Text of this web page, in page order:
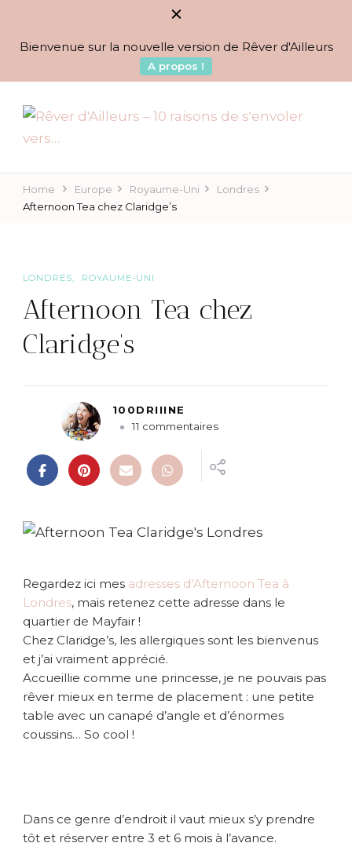
Bienvenue sur la nouvelle version de Rêver d'Ailleurs
A propos !
Rêver d'Ailleurs – 10
BLOG VOYAGES DEPUIS 2010
Home Europe Royaume-Uni
Londres
Afternoon Tea chez Claridge’s
LONDRES ROYAUME-UNI
Afternoon Tea chez
Claridge’s
100DRIIINE
11 commentairess
r
A
r
o
n
e
z
d
g
Regardez ici mes adresses d’Afternoon Tea à
Londres, mais retenez cette adresse dans le
quartier de Mayfair !
Chez Claridge’s, les allergiques sont les bienvenus
et j’ai vraiment apprécié.
Accueillie comme une princesse, je ne pouvais pas
rêver mieux en terme de placement : une petite
table avec un canapé d’angle et d’énormes
coussins… So cool !
Dans ce genre d’endroit il vaut mieux s’y prendre
tôt et réserver entre 3 et 6 mois à l’avance.